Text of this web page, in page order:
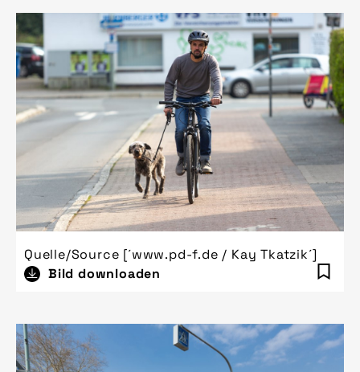
Quelle/Source [´www.pd-f.de / Kay Tkatzik´]
Bild downloaden